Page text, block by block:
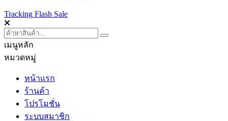
Tracking Flash Sale
เมนูหลัก
หมวดหมู่
หน้าแรก
ร้านค้า
โปรโมชั่น
ระบบสมาชิก